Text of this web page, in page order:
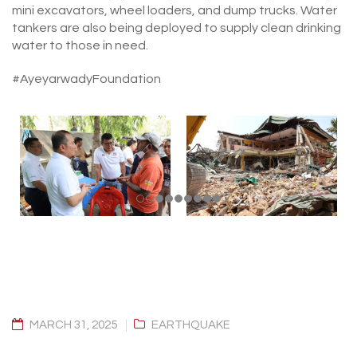
mini excavators, wheel loaders, and dump trucks. Water
tankers are also being deployed to supply clean drinking
water to those in need.
#AyeyarwadyFoundation
MARCH 31, 2025 EARTHQUAKE